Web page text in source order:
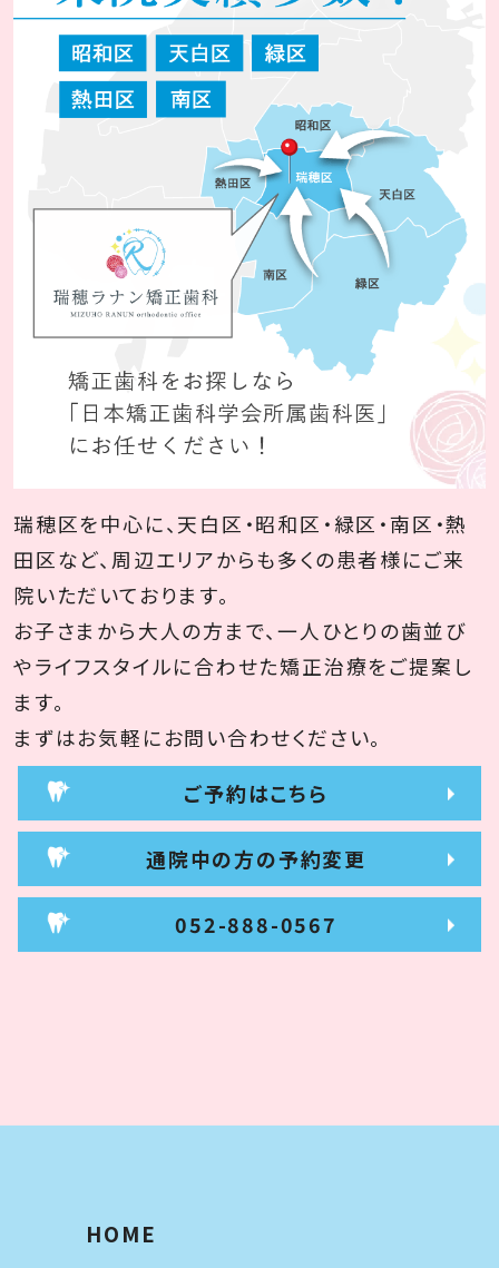
瑞穂区を中心に、天白区・昭和区・緑区・南区・熱
田区など、周辺エリアからも多くの患者様にご来
院いただいております。
お子さまから大人の方まで、一人ひとりの歯並び
やライフスタイルに合わせた矯正治療をご提案し
ます。
まずはお気軽にお問い合わせください。
ご予約はこちら
通院中の方の予約変更
052-888-0567
HOME